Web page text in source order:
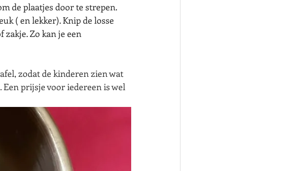
de plaatjes door te strepen.
( en lekker). Knip de losse
Zo kan je een
zodat de kinderen zien wat
prijsje voor iedereen is wel